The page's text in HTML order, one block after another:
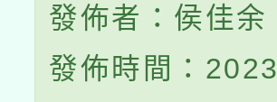
發佈者：侯佳余
發佈時間：